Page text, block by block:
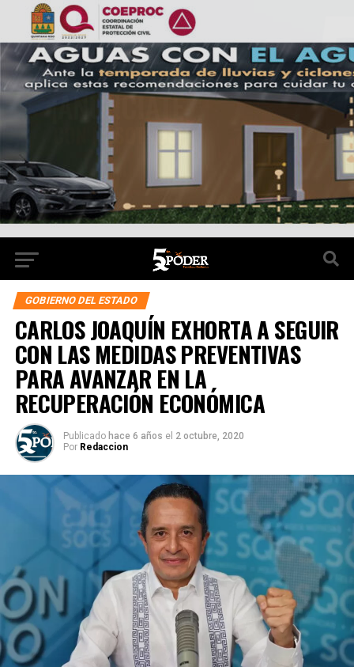
GOBIERNO DEL ESTADO
CARLOS JOAQUÍN EXHORTA A SEGUIR
CON LAS MEDIDAS PREVENTIVAS
PARA AVANZAR EN LA
RECUPERACIÓN ECONÓMICA
Publicado hace 6 años el 2 octubre, 2020
Por Redaccion